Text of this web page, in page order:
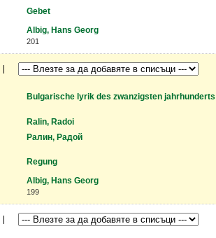
Gebet
Albig, Hans Georg
201
Bulgarische lyrik des zwanzigsten jahrhunderts
Ralin, Radoi
Ралин, Радой
Regung
Albig, Hans Georg
199